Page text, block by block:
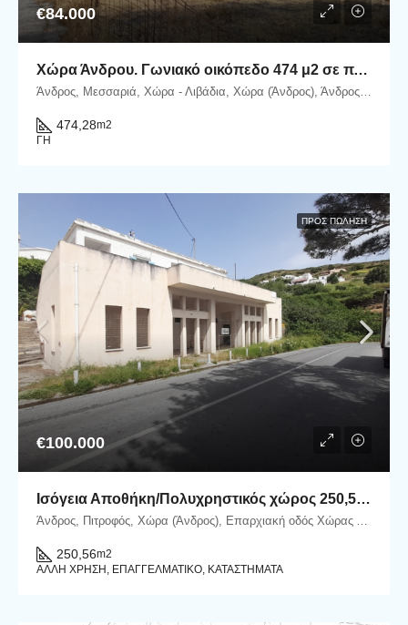
€84.000
Χώρα Άνδρου. Γωνιακό οικόπεδο 474 μ2 σε πλεονεκτική θέση.
Άνδρος, Μεσσαριά, Χώρα - Λιβάδια, Χώρα (Άνδρος), Άνδρος, Δήμος Άνδρου, Περιφερειακή Ενότητα Άνδρου, Περιφέρεια Νοτίου Αιγαίου, Αποκεντρωμένη Διοίκηση Αιγαίου, 845 00, Ελλάδα
474,28m2
ΓΗ
ΠΡΟΣ ΠΏΛΗΣΗ
€100.000
Ισόγεια Αποθήκη/Πολυχρηστικός χώρος 250,56 m2 επί της Επαρχιακής οδού στον Πιτροφό
Άνδρος, Πιτροφός, Χώρα (Άνδρος), Επαρχιακή οδός Χώρας Άνδρου - Γαυρίου, Πιτροφός, 84500 Άνδρος
250,56m2
ΆΛΛΗ ΧΡΉΣΗ, ΕΠΑΓΓΕΛΜΑΤΙΚΌ, ΚΑΤΑΣΤΉΜΑΤΑ